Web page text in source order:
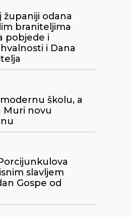
županiji odana
braniteljima
pobjede i
i Dana
školu, a
Muri novu
slavljem
Gospe od